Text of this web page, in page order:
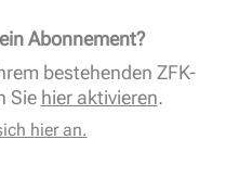
Abonnement?
bestehenden ZFK-
Sie hier aktivieren.
hier an.